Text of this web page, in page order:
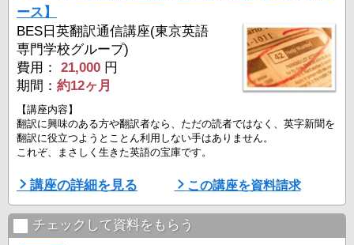
ース】
BES日英翻訳通信講座(東京英語
専門学校グループ)
費用：
21,000 円
期間： 約12ヶ月
【講座内容】
翻訳に興味のある方や翻訳者なら、ただの読者ではなく、英字新聞を
翻訳に役立つようとことん利用しない手はありません。
これぞ、まさしく生きた英語の宝庫です。
英字新聞の独特のスタイル、英語のルールが鮮明になり、より理解が
深まり、読み方が変わります。
こんな着眼力をつけて翻訳力を磨きませんか。
本講座から意外なルールを見つけ出してください。
講座の詳細を見る この講座を資料請求
チェックして資料をもらう